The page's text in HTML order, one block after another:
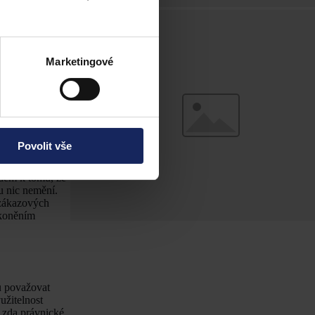
Marketingové
Povolit vše
tvrdit,
problém
ani u
obnovení
zbytku
o
k tomu, že
nic nemění.
považovat